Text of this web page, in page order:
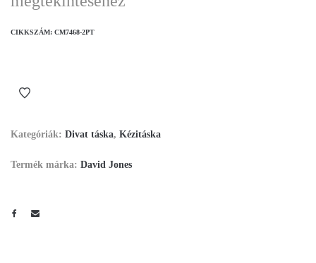
CIKKSZÁM: CM7468-2PT
Kategóriák: Divat táska, Kézitáska
Termék márka: David Jones